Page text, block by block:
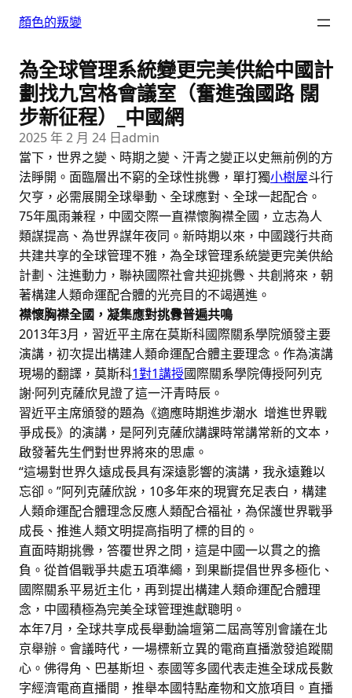
顏色的叛變
為全球管理系統變更完美供給中國計
劃找九宮格會議室（奮進強國路 闊
步新征程）_中國網
2025 年 2 月 24 日admin
當下，世界之變、時期之變、汗青之變正以史無前例的方
法睜開。面臨層出不窮的全球性挑釁，單打獨小樹屋斗行
欠亨，必需展開全球舉動、全球應對、全球一起配合。
75年風雨兼程，中國交際一直襟懷胸襟全國，立志為人
類謀提高、為世界謀年夜同。新時期以來，中國踐行共商
共建共享的全球管理不雅，為全球管理系統變更完美供給
計劃、注進動力，聯袂國際社會共迎挑釁、共創將來，朝
著構建人類命運配合體的光亮目的不竭邁進。
襟懷胸襟全國，凝集應對挑釁普遍共鳴
2013年3月，習近平主席在莫斯科國際關系學院頒發主要
演講，初次提出構建人類命運配合體主要理念。作為演講
現場的翻譯，莫斯科1對1講授國際關系學院傳授阿列克
謝·阿列克薩欣見證了這一汗青時辰。
習近平主席頒發的題為《適應時期進步潮水 增進世界戰
爭成長》的演講，是阿列克薩欣講課時常講常新的文本，
啟發著先生們對世界將來的思慮。
“這場對世界久遠成長具有深遠影響的演講，我永遠難以
忘卻。”阿列克薩欣說，10多年來的現實充足表白，構建
人類命運配合體理念反應人類配合福祉，為保護世界戰爭
成長、推進人類文明提高指明了標的目的。
直面時期挑釁，答覆世界之問，這是中國一以貫之的擔
負。從首倡戰爭共處五項準繩，到果斷提倡世界多極化、
國際關系平易近主化，再到提出構建人類命運配合體理
念，中國積極為完美全球管理進獻聰明。
本年7月，全球共享成長舉動論壇第二屆高等別會議在北
京舉辦。會議時代，一場標新立異的電商直播激發追蹤關
心。佛得角、巴基斯坦、泰國等多國代表走進全球成長數
字經濟電商直播間，推舉本國特點產物和文旅項目。直播